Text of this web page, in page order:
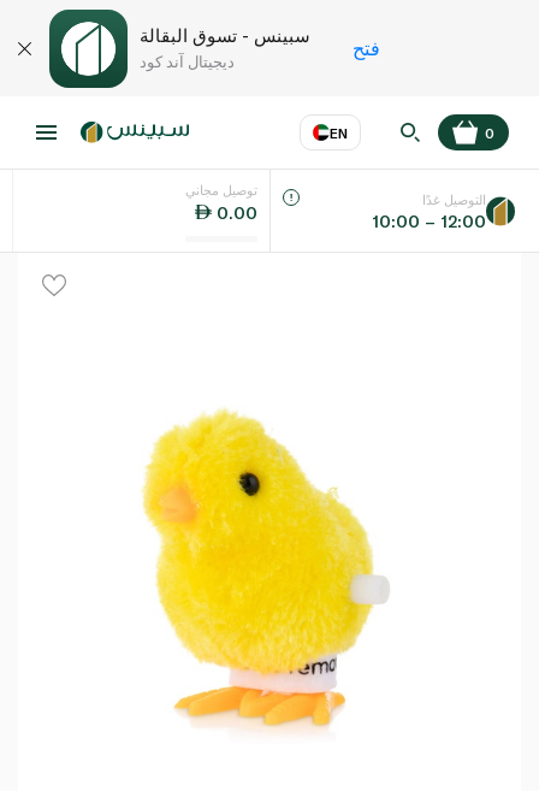
سبينس - تسوق البقالة
ديجيتال آند كود
فتح
EN
اللغة عر
0
توصيل مجاني
0.00
التوصيل غدًا
10:00 – 12:00